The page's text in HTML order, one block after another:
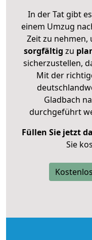
In der Tat gibt
einem Umzug
Zeit zu nehmen,
sorgfältig zu
sicherzustellen,
Mit der
Gladbach
durchgeführt
Füllen Sie jetzt
Sie